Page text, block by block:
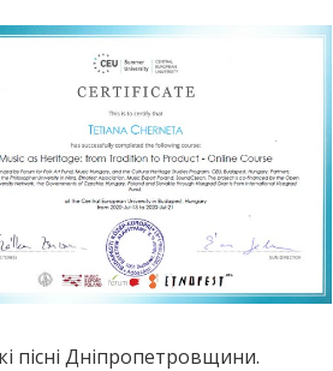
пісні Дніпропетровщини.